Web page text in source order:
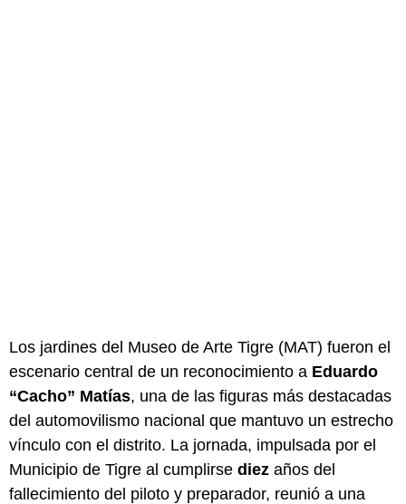
Los jardines del Museo de Arte Tigre (MAT) fueron el
escenario central de un reconocimiento a Eduardo
“Cacho” Matías, una de las figuras más destacadas
del automovilismo nacional que mantuvo un estrecho
vínculo con el distrito. La jornada, impulsada por el
Municipio de Tigre al cumplirse diez años del
fallecimiento del piloto y preparador, reunió a una